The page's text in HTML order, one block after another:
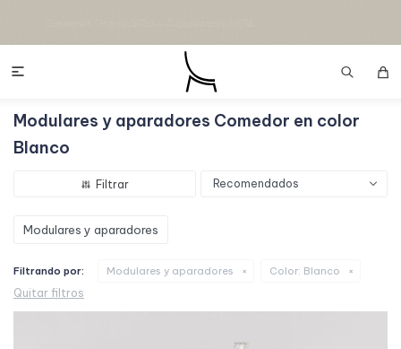

Modulares y aparadores Comedor en color
Blanco
Recomendados
Modulares y aparadores
Filtrando por: Modulares y aparadores Color: Blanco
Quitar filtros